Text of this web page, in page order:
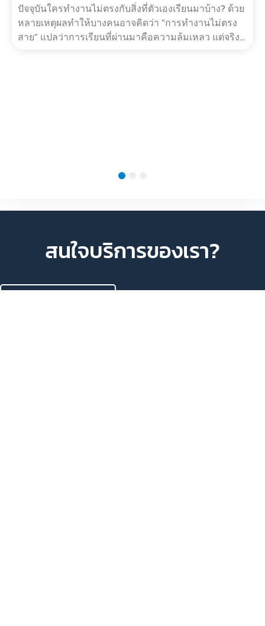
ปัจจุบันใครทำงานไม่ตรงกับสิ่งที่ตัวเองเรียนมาบ้าง? ด้วย
หลายเหตุผลทำให้บางคนอาจคิดว่า “การทำงานไม่ตรง
สาย” แปลว่าการเรียนที่ผ่านมาคือความล้มเหลว แต่จริงๆ
สนใจบริการของเรา?